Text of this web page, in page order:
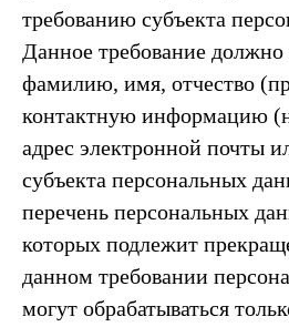
требованию субъекта
Данное требование должно
фамилию, имя, отчество
контактную информацию
адрес электронной почты
субъекта персональных
перечень персональных
которых подлежит
данном требовании
могут обрабатываться